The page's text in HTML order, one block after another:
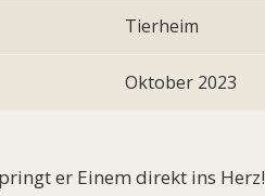
Tierheim
Oktober 2023
er Einem direkt ins Herz!